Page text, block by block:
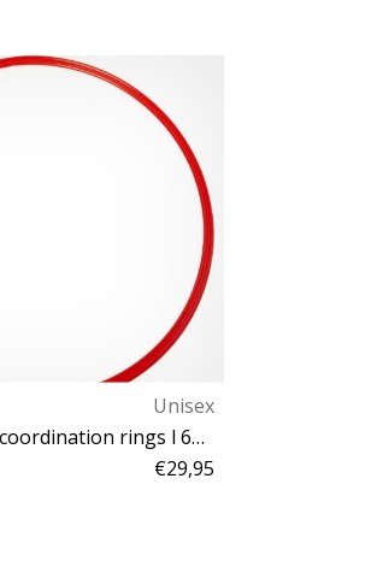
Unisex
Círculos cawila coordination rings l 6er set d70cm
€29,95